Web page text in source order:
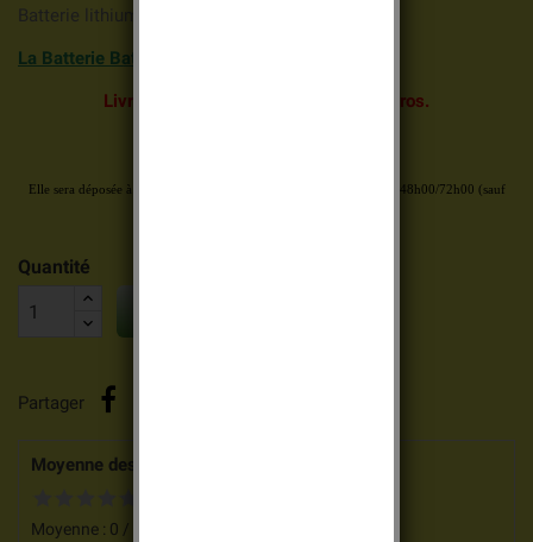
Batterie lithium Batli40 3v 620mAh d'origine
La Batterie Batli40 existe en compatible Ici
Livraison
gratuite et rapide dès 69 euros.
Elle sera déposée à la poste ou lettre suivi 48h00/72h00 (sauf
Quantité
Partager
Moyenne des votes pour ce produit
Moyenne : 0 /